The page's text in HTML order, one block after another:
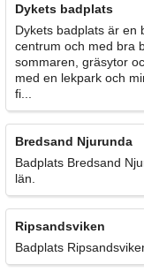
Dykets badplats
Dykets badplats är en
centrum och med bra
sommaren, gräsytor
med en lekpark och
fi...
Bredsand Njurunda
Badplats Bredsand
län.
Ripsandsviken
Badplats